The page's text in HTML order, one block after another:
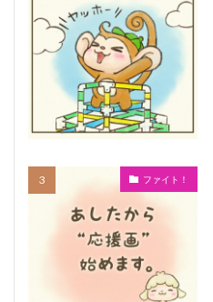
ファイト！